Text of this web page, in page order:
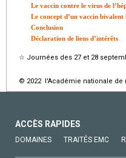
Le vaccin contre le virus de
Le concept d’un vaccin
Conclusion
Déclaration de liens d’intérêts
☆ Journées des 27 et 28
© 2022 l'Académie nationale de
ACCÈS RAPIDES
DOMAINES TRAITÉS EMC